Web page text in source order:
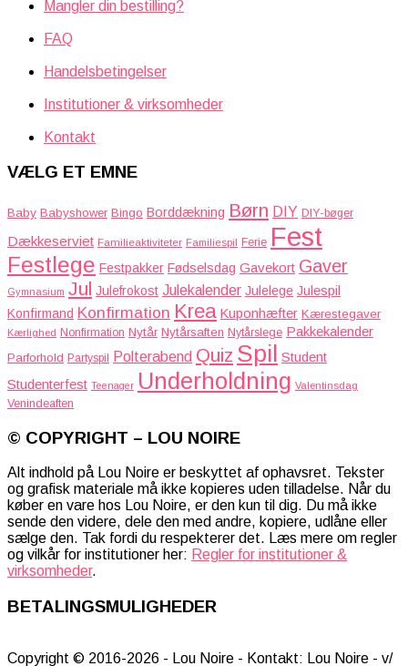
Mangler din bestilling?
FAQ
Handelsbetingelser
Institutioner & virksomheder
Kontakt
VÆLG ET EMNE
Baby Babyshower Bingo Borddækning Børn DIY DIY-bøger
Dækkeserviet Familieaktiviteter Familiespil Ferie Fest
Festlege Festpakker Fødselsdag Gavekort Gaver
Gymnasium Jul Julefrokost Julekalender Julelege Julespil
Konfirmand Konfirmation Krea Kuponhæfter Kærestegaver
Kærlighed Nonfirmation Nytår Nytårsaften Nytårslege Pakkekalender
Parforhold Partyspil Polterabend Quiz Spil Student
Studenterfest Teenager Underholdning Valentinsdag
Venindeaften
© COPYRIGHT – LOU NOIRE
Alt indhold på Lou Noire er beskyttet af ophavsret. Tekster
og grafisk materiale må ikke kopieres uden tilladelse. Når du
køber en vare hos Lou Noire, er den kun til dig. Du må ikke
sende den videre, dele den med andre, kopiere, udlåne eller
sælge den. Tak fordi du respekterer det. Læs mere om regler
og vilkår for institutioner her: Regler for institutioner &
virksomheder.
BETALINGSMULIGHEDER
Copyright © 2016-2026 - Lou Noire - Kontakt: Lou Noire - v/